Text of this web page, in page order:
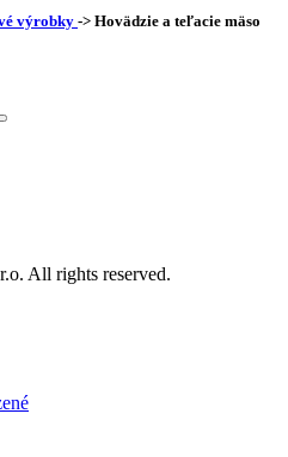
výrobky -> Hovädzie a teľacie mäso
All rights reserved.